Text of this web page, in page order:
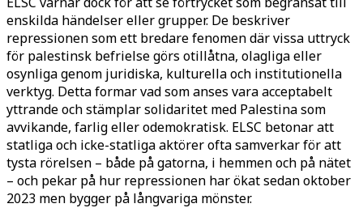
enskilda händelser eller grupper. De beskriver
repressionen som ett bredare fenomen där vissa uttryck
för palestinsk befrielse görs otillåtna, olagliga eller
osynliga genom juridiska, kulturella och institutionella
verktyg. Detta formar vad som anses vara acceptabelt
yttrande och stämplar solidaritet med Palestina som
avvikande, farlig eller odemokratisk. ELSC betonar att
statliga och icke-statliga aktörer ofta samverkar för att
tysta rörelsen – både på gatorna, i hemmen och på nätet
– och pekar på hur repressionen har ökat sedan oktober
2023 men bygger på långvariga mönster.